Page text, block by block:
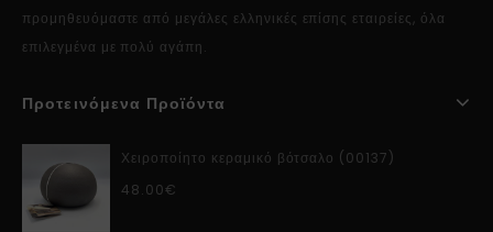
προμηθευόμαστε από μεγάλες ελληνικές επίσης εταιρείες, όλα
επιλεγμένα με πολύ αγάπη.
Προτεινόμενα Προϊόντα
Χειροποίητο κεραμικό βότσαλο (00137)
48.00€